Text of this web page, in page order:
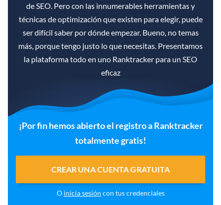
de SEO. Pero con las innumerables herramientas y
técnicas de optimización que existen para elegir, puede
ser difícil saber por dónde empezar. Bueno, no temas
más, porque tengo justo lo que necesitas. Presentamos
la plataforma todo en uno Ranktracker para un SEO
eficaz
¡Por fin hemos abierto el registro a Ranktracker
totalmente gratis!
CREAR UNA CUENTA GRATUITA
O inicia sesión con tus credenciales